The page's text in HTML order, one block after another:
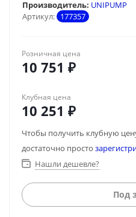
Артикул: 177357
Производитель: UNIPUMP
Розничная цена
10 751 ₽
Клубная цена
10 251 ₽
Чтобы получить клубную
достаточно просто
Нашли дешевле?
Под